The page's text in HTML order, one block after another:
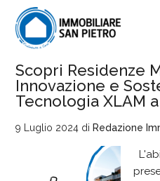
Scopri Residenze
Innovazione e
Tecnologia XLAM
9 Luglio 2024 di Redazione